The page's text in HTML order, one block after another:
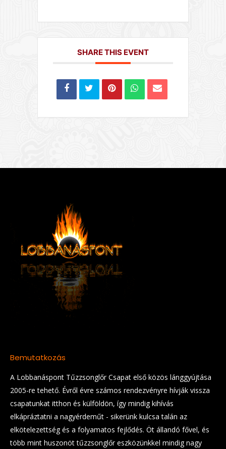
SHARE THIS EVENT
Bemutatkozás
A Lobbanáspont Tűzzsonglőr Csapat első közös lánggyújtása
2005-re tehető. Évről évre számos rendezvényre hívják vissza
csapatunkat itthon és külföldön, így mindig kihívás
elkápráztatni a nagyérdeműt - sikerünk kulcsa talán az
elkötelezettség és a folyamatos fejlődés. Öt állandó fővel, és
több mint huszonöt tűzzsonglőr eszközünkkel mindig nagy